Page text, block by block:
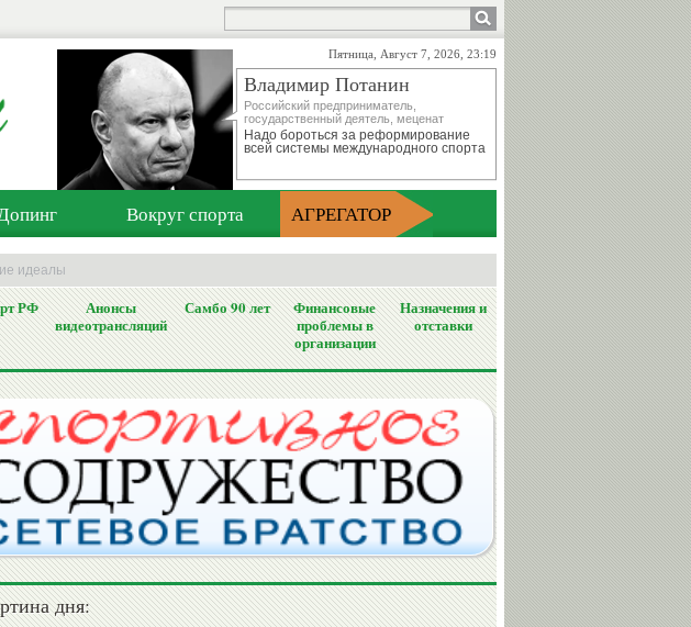
Пятница, Август 7, 2026, 23:19
Владимир Потанин
Российский предприниматель,
государственный деятель, меценат
Надо бороться за реформирование
всей системы международного спорта
Вокруг спорта АГРЕГАТОР
идеалы
РФ
Анонсы
видеотрансляций
Самбо 90 лет
Финансовые
проблемы в
организации
Назначения и
отставки
дня: